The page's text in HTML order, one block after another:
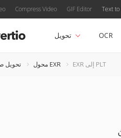
Compress Video GIF Editor Text to
تحويل OCR
تحويل محول EXR EXR إلى PLT